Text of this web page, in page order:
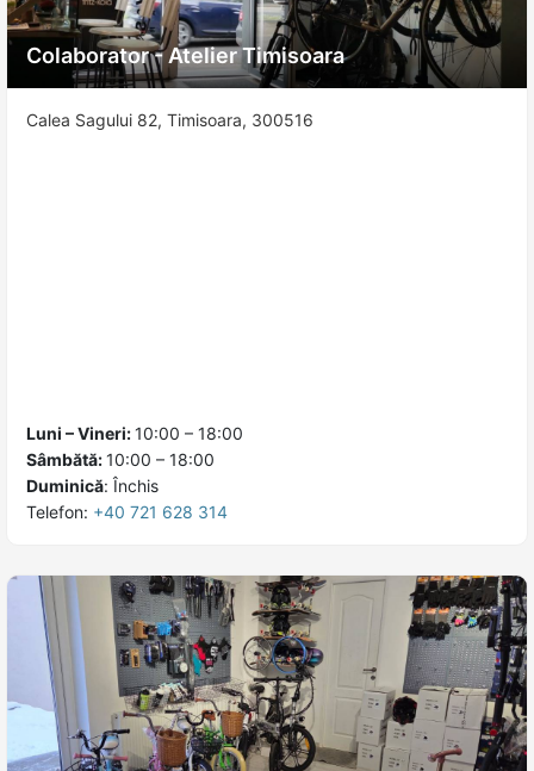
Colaborator - Atelier Timisoara
Calea Sagului 82, Timisoara, 300516
Luni – Vineri:10:00 – 18:00
Sâmbătă:10:00 – 18:00
Duminică: Închis
Telefon: +40 721 628 314